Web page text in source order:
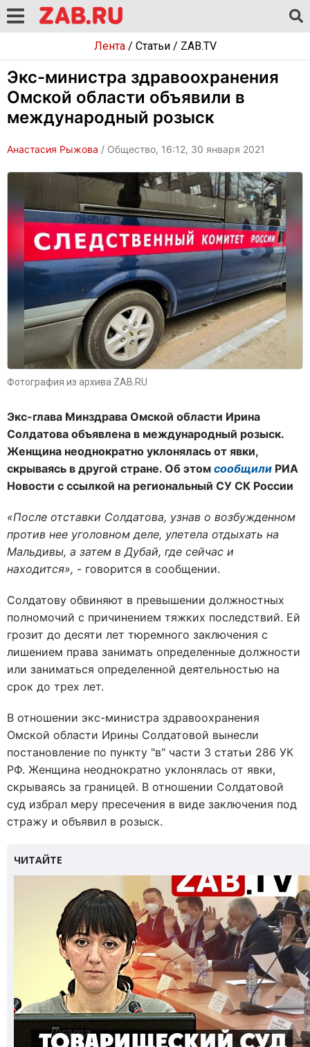
Лента/ Статьи/ ZAB.TV
Экс-министра здравоохранения
Омской области объявили в
международный розыск
Анастасия Рыжова / Общество, 16:12, 30 января 2021
Фотография из архива ZAB.RU
Экс-глава Минздрава Омской области Ирина
Солдатова объявлена в международный розыск.
Женщина неоднократно уклонялась от явки,
скрываясь в другой стране. Об этом сообщили РИА
Новости с ссылкой на региональный СУ СК России
«После отставки Солдатова, узнав о возбужденном
против нее уголовном деле, улетела отдыхать на
Мальдивы, а затем в Дубай, где сейчас и
находится», - говорится в сообщении.
Солдатову обвиняют в превышении должностных
полномочий с причинением тяжких последствий. Ей
грозит до десяти лет тюремного заключения с
лишением права занимать определенные должности
или заниматься определенной деятельностью на
срок до трех лет.
В отношении экс-министра здравоохранения
Омской области Ирины Солдатовой вынесли
постановление по пункту "в" части 3 статьи 286 УК
РФ. Женщина неоднократно уклонялась от явки,
скрываясь за границей. В отношении Солдатовой
суд избрал меру пресечения в виде заключения под
стражу и объявил в розыск.